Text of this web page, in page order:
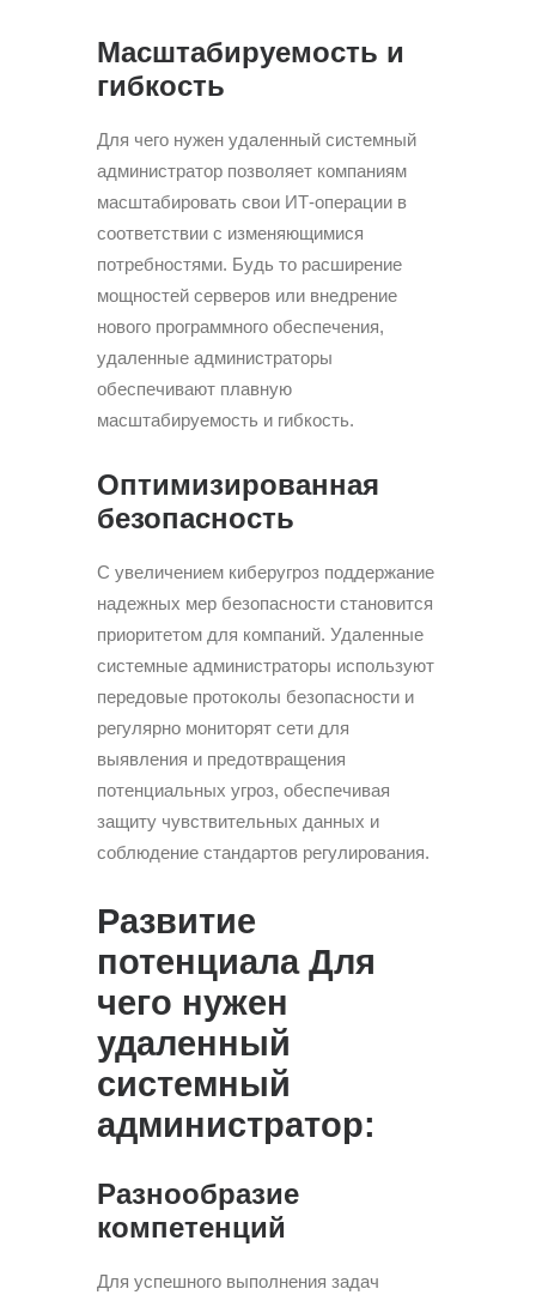
Масштабируемость и
гибкость
Для чего нужен удаленный системный
администратор позволяет компаниям
масштабировать свои ИТ-операции в
соответствии с изменяющимися
потребностями. Будь то расширение
мощностей серверов или внедрение
нового программного обеспечения,
удаленные администраторы
обеспечивают плавную
масштабируемость и гибкость.
Оптимизированная
безопасность
С увеличением киберугроз поддержание
надежных мер безопасности становится
приоритетом для компаний. Удаленные
системные администраторы используют
передовые протоколы безопасности и
регулярно мониторят сети для
выявления и предотвращения
потенциальных угроз, обеспечивая
защиту чувствительных данных и
соблюдение стандартов регулирования.
Развитие
потенциала Для
чего нужен
удаленный
системный
администратор:
Разнообразие
компетенций
Для успешного выполнения задач